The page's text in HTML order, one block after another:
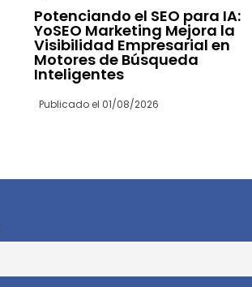
Potenciando el SEO para IA:
YoSEO Marketing Mejora la
Visibilidad Empresarial en
Motores de Búsqueda
Inteligentes
Publicado el 01/08/2026